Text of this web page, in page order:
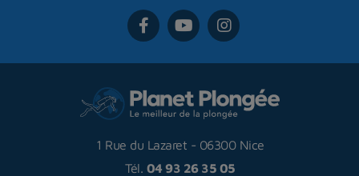
1 Rue du Lazaret - 06300 Nice
Tél. 04 93 26 35 05